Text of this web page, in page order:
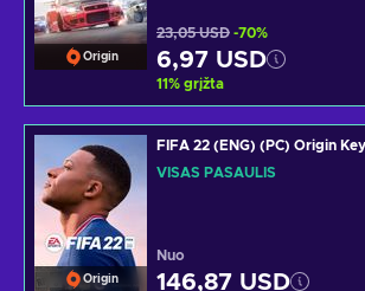
Origin
23,05 USD -70%
6,97 USD
11% grįžta
Origin
FIFA 22 (ENG) (PC) Origin
VISAS PASAULIS
Nuo
146,87 USD